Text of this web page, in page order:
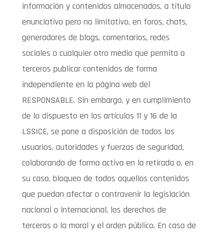
información y contenidos almacenados, a título
enunciativo pero no limitativo, en foros, chats,
generadores de blogs, comentarios, redes
sociales o cualquier otro medio que permita a
terceros publicar contenidos de forma
independiente en la página web del
RESPONSABLE. Sin embargo, y en cumplimiento
de lo dispuesto en los artículos 11 y 16 de la
LSSICE, se pone a disposición de todos los
usuarios, autoridades y fuerzas de seguridad,
colaborando de forma activa en la retirada o, en
su caso, bloqueo de todos aquellos contenidos
que puedan afectar o contravenir la legislación
nacional o internacional, los derechos de
terceros o la moral y el orden público. En caso de